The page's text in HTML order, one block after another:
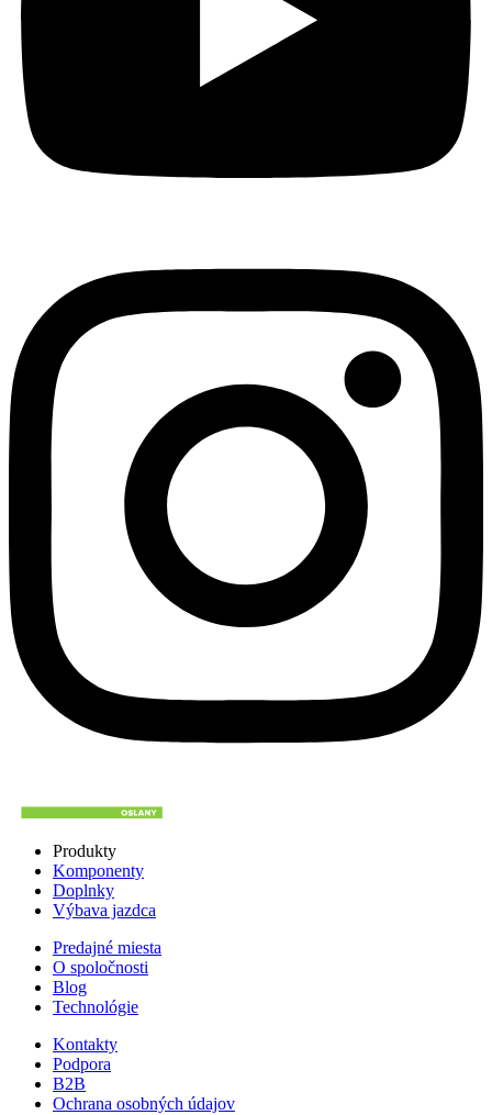
Produkty
Komponenty
Doplnky
Výbava jazdca
Predajné miesta
O spoločnosti
Blog
Technológie
Kontakty
Podpora
B2B
Ochrana osobných údajov